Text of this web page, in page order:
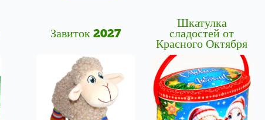
Завиток 2027
Шкатулка
сладостей от
Красного Октября